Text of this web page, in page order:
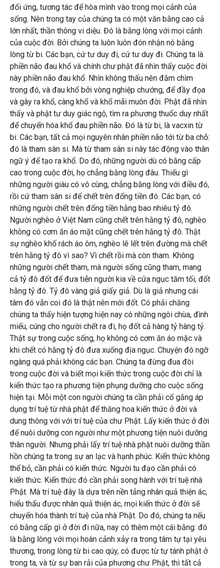
đối ứng, tương tác để hòa mình vào trong mọi cảnh của
sống. Nên trong tay của chúng ta có một văn bằng cao cả
lớn nhất, thần thông vi diệu. Đó là bằng lòng với mọi cảnh
của cuộc đời. Bởi chúng ta luôn luôn đón nhận nó bằng
lòng từ bi. Các bạn, cứ tư duy đi, cứ tư duy đi. Chúng ta là
phiền não đau khổ và chính chư phật đã nhìn thấy cuộc đời
này phiền não đau khổ. Nhìn không thấu nên đắm chìm
trong đó, và đau khổ bởi vòng nghiệp chướng, để đầy đọa
và gây ra khổ, càng khổ và khổ mãi muôn đời. Phật đã nhìn
thấy và phật tư duy giác ngộ, tìm ra phương thuốc duy nhất
để chuyển hóa khổ đau phiền não. Đó là từ bi, là vacxin từ
bi. Các bạn, tất cả mọi nguyên nhân phiền não tới từ ba chỗ:
đó là tham sân si. Mà từ tham sân si này tác động vào thân
ngữ ý để tạo ra khổ. Do đó, những người dù có bằng cấp
cao trong cuộc đời, họ chẳng bằng lòng đâu. Thiếu gì
những người giàu có vô cùng, chẳng bằng lòng với điều đó,
rồi cứ tham sân si để chết trên đống tiền đó. Các bạn, có
những người chết trên đống tiền hằng bao nhiêu tỷ đô.
Người nghèo ở Việt Nam cũng chết trên hằng tỷ đô, nghèo
không có cơm ăn áo mặt cũng chết trên hằng tỷ đô. Thật
sự nghèo khố rách áo ôm, nghèo lê lết trên đường mà chết
trên hằng tỷ đô vì sao? Vì chết rồi mà còn tham. Không
những người chết tham, mà người sống cũng tham, mang
cả tỷ đô đốt để đưa tiễn người kia về cửa ngục tăm tối, đốt
hằng tỷ đô. Tỷ đô vàng giả giấy giả. Dù là giả nhưng cái
tâm đó vẫn coi đó là thật nên mới đốt. Có phải chăng
chúng ta thấy hiện tượng hiện nay có những ngôi chùa, đình
miếu, cúng cho người chết ra đi, họ đốt cả hàng tỷ hàng tỷ.
Thật sự trong cuộc sống, họ không có cơm ăn áo mặc và
khi chết có hằng tỷ đô đưa xuống địa ngục. Chuyện đó ngỡ
ngàng quá phải không các bạn. Chúng ta đừng đua đòi
trong cuộc đời và biết mọi kiến thức trong cuộc đời chỉ là
kiến thức tạo ra phương tiện phụng dưỡng cho cuộc sống
hiện tại. Mỗi một con người chúng ta cần phải cố gắng áp
dụng trí tuệ từ nhà phật để thăng hoa kiến thức ở đời và
dung thông với với trí tuệ của chư Phật. Lấy kiến thức ở đời
để nuôi dưỡng con người như một phương tiện nuôi dưỡng
thân người. Nhưng phải lấy trí tuệ nhà phật nuôi dưỡng thần
hồn chúng ta trong sự an lạc và hạnh phúc. Kiến thức không
thể bỏ, cần phải có kiến thức. Người tu đạo cần phải có
kiến thức. Kiến thức đó cần phải song hành với trí tuệ nhà
Phật. Mà trí tuệ đây là dựa trên nền tảng nhân quả thiện ác,
hiểu thấu được nhân quả thiện ác, mọi kiến thức ở đời sẽ
chuyển hóa thành trí tuệ của nhà Phật. Do đó, chúng ta nếu
có bằng cấp gì ở đời đi nữa, nay có thêm một cái bằng: đó
là bằng lòng với mọi hoàn cảnh xảy ra trong tâm tự tại yêu
thương, trong lòng từ bi cao qúy, có được từ tự tánh phật ở
trong ta, và từ sự ban rải của phương chư Phật, thì tất cả